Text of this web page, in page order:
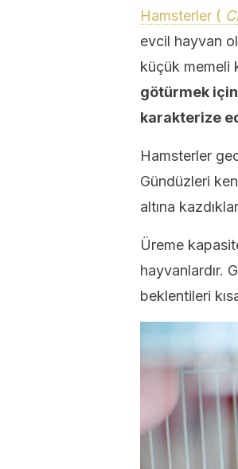
Hamsterler (
evcil hayvan
küçük memeli
götürmek
karakterize
Hamsterler
Gündüzleri
altına
Üreme
hayvanlardır.
beklentileri